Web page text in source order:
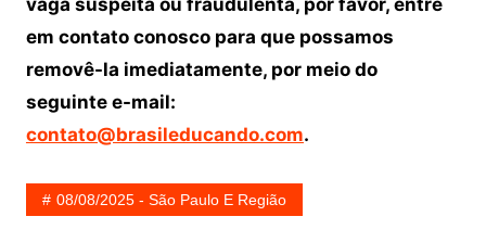
em contato conosco para que possamos
removê-la imediatamente, por meio do
seguinte e-mail:
contato@brasileducando.com.
08/08/2025 - São Paulo E Região